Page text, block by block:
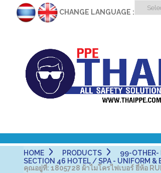
CHANGE LANGUAGE :
HOME PRODUCTS
99-OTHER-
SECTION 46 HOTEL / SPA - UNIFORM
คุณอยู่ที่: 1805728 ผ้าไมโครไฟเบอร์ ยี่ห้อ